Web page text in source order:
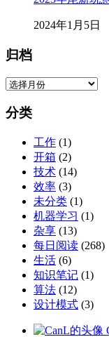
2024年1月5日
归档
归
分类
工作 (1)
开箱 (2)
技术 (14)
效率 (3)
未分类 (1)
机器学习 (1)
杂享 (13)
每日阅读 (268)
生活 (6)
知识笔记 (1)
算法 (12)
设计模式 (3)